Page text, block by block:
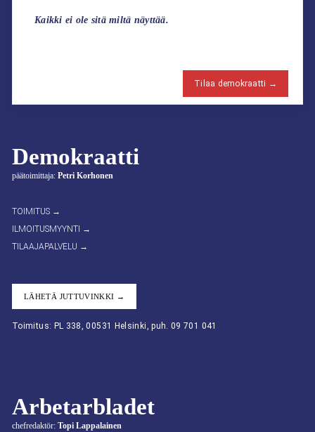
Demokraatti
päätoimittaja: Petri Korhonen
TOIMITUS →
ILMOITUSMYYNTI →
TILAAJAPALVELU →
LÄHETÄ JUTTUVINKKI →
Toimitus: PL 338, 00531 Helsinki, puh. 09 701 041
Arbetarbladet
chefredaktör: Topi Lappalainen
Kaikki ei ole sitä miltä näyttää.
Tilaa demokraatti →